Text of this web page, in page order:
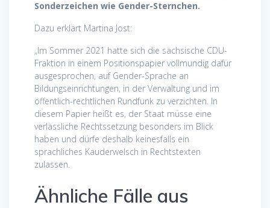
Sonderzeichen wie Gender-Sternchen.
Dazu erklärt Martina Jost:
„Im Sommer 2021 hatte sich die sächsische CDU-
Fraktion in einem Positionspapier vollmundig dafür
ausgesprochen, auf Gender-Sprache an
Bildungseinrichtungen, in der Verwaltung und im
öffentlich-rechtlichen Rundfunk zu verzichten. In
diesem Papier heißt es, der Staat müsse eine
verlässliche Rechtssetzung besonders im Blick
haben und dürfe deshalb keinesfalls ein
sprachliches Kauderwelsch in Rechtstexten
zulassen.
Ähnliche Fälle aus